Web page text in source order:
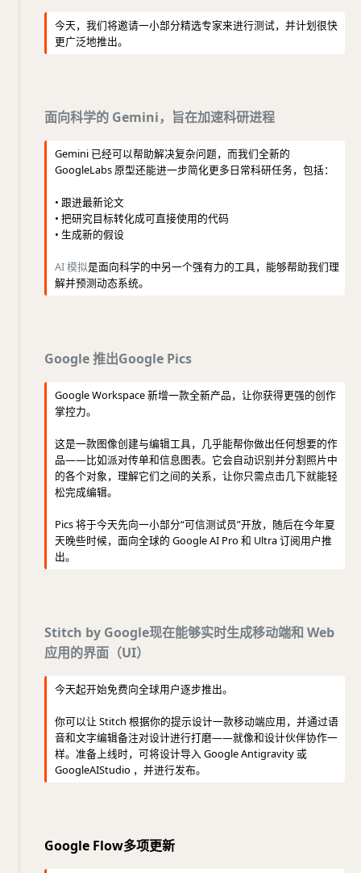
今天，我们将邀请一小部分精选专家来进行测试，并计划很快
更广泛地推出。
面向科学的 Gemini，旨在加速科研进程
Gemini 已经可以帮助解决复杂问题，而我们全新的
GoogleLabs 原型还能进一步简化更多日常科研任务，包括：
• 跟进最新论文
• 把研究目标转化成可直接使用的代码
• 生成新的假设
AI 模拟是面向科学的中另一个强有力的工具，能够帮助我们理
解并预测动态系统。
Google 推出Google Pics
Google Workspace 新增一款全新产品，让你获得更强的创作
掌控力。
这是一款图像创建与编辑工具，几乎能帮你做出任何想要的作
品——比如派对传单和信息图表。它会自动识别并分割照片中
的各个对象，理解它们之间的关系，让你只需点击几下就能轻
松完成编辑。
Pics 将于今天先向一小部分“可信测试员”开放，随后在今年夏
天晚些时候，面向全球的 Google AI Pro 和 Ultra 订阅用户推
出。
Stitch by Google现在能够实时生成移动端和 Web
应用的界面（UI）
今天起开始免费向全球用户逐步推出。
你可以让 Stitch 根据你的提示设计一款移动端应用，并通过语
音和文字编辑备注对设计进行打磨——就像和设计伙伴协作一
样。准备上线时，可将设计导入 Google Antigravity 或
GoogleAIStudio ，并进行发布。
Google Flow多项更新